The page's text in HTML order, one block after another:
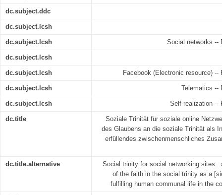
dc.subject.ddc
dc.subject.lcsh
dc.subject.lcsh Social networks --
dc.subject.lcsh
dc.subject.lcsh Facebook (Electronic resource)
dc.subject.lcsh Telematics --
dc.subject.lcsh Self-realization --
dc.title
Soziale Trinität für soziale online
des Glaubens an die soziale Trinität als
erfüllendes zwischenmenschliches
dc.title.alternative
Social trinity for social networking sites :
of the faith in the social trinity as a
fulfilling human communal life in the